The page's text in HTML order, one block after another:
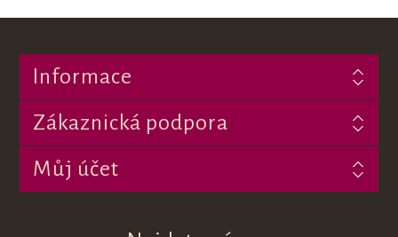
Informace
Zákaznická podpora
Můj účet